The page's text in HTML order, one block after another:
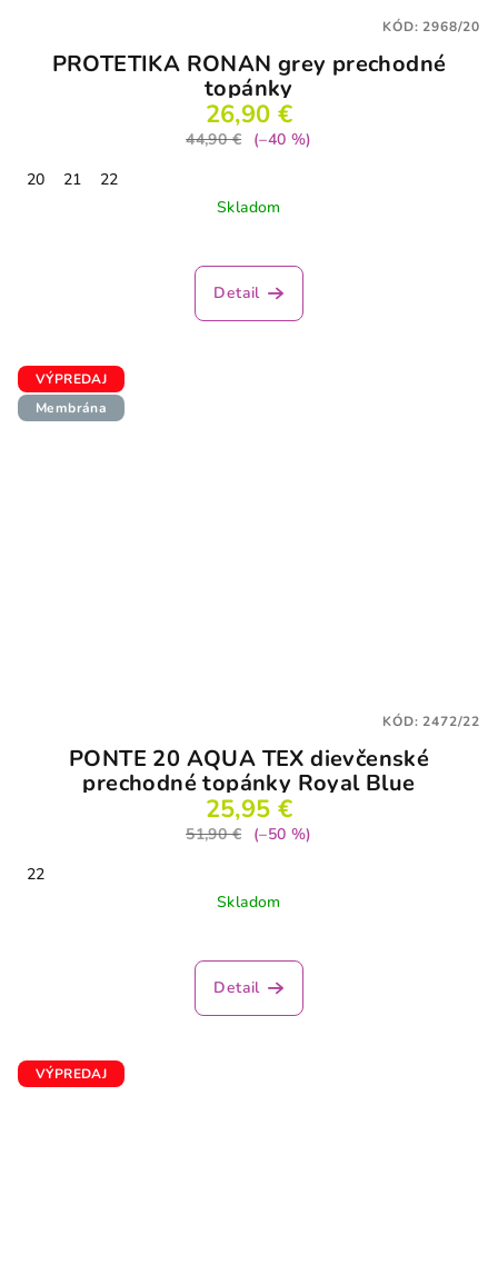
PROTETIKA RONAN grey prechodné
topánky
26,90 €
44,90 €
(–40 %)
20
21
22
Skladom
Detail
KÓD:2968/20
VÝPREDAJ
Membrána
PONTE 20 AQUA TEX dievčenské
prechodné topánky Royal Blue
25,95 €
51,90 €
(–50 %)
22
Skladom
Detail
KÓD:2472/22
VÝPREDAJ